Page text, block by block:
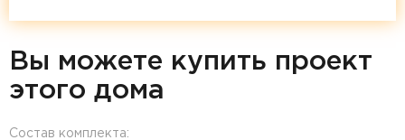
Вы можете купить проект
этого дома
Состав комплекта: